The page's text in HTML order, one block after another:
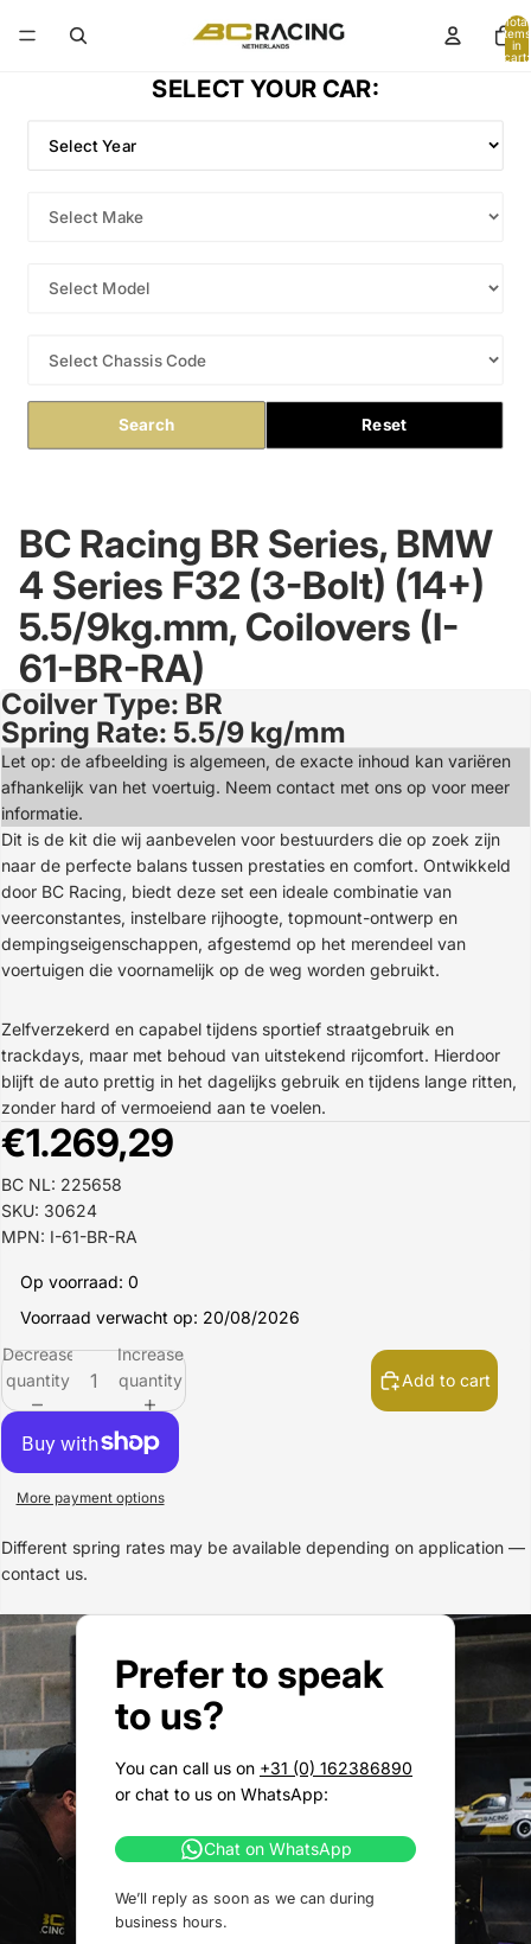
Total
items
in
cart:
SELECT YOUR CAR:
Search Reset
BC Racing BR Series, BMW
4 Series F32 (3-Bolt) (14+)
5.5/9kg.mm, Coilovers (I-
61-BR-RA)
Open
image
in
full
screen
Coilver Type: BR
Spring Rate: 5.5/9 kg/mm
Let op: de afbeelding is algemeen, de exacte inhoud kan variëren
afhankelijk van het voertuig. Neem contact met ons op voor meer
informatie.
Dit is de kit die wij aanbevelen voor bestuurders die op zoek zijn
naar de perfecte balans tussen prestaties en comfort. Ontwikkeld
door BC Racing, biedt deze set een ideale combinatie van
veerconstantes, instelbare rijhoogte, topmount-ontwerp en
dempingseigenschappen, afgestemd op het merendeel van
voertuigen die voornamelijk op de weg worden gebruikt.
Zelfverzekerd en capabel tijdens sportief straatgebruik en
trackdays, maar met behoud van uitstekend rijcomfort. Hierdoor
blijft de auto prettig in het dagelijks gebruik en tijdens lange ritten,
zonder hard of vermoeiend aan te voelen.
€1.269,29
BC NL: 225658
SKU: 30624
MPN: I-61-BR-RA
Op voorraad: 0
Voorraad verwacht op: 20/08/2026
Decrease
quantity
Increase
quantity
Add to cart
More payment options
Different spring rates may be available depending on application —
contact us.
Prefer to speak
to us?
You can call us on +31 (0) 162386890
or chat to us on WhatsApp:
Chat on WhatsApp
We’ll reply as soon as we can during
business hours.